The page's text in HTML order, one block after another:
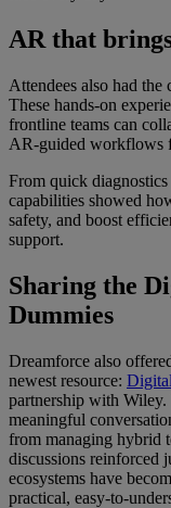
AR that
Attendees also had
These hands-on
frontline teams can
AR-guided workflows
From quick
capabilities showed
safety, and boost
support.
Sharing the
Dummies
Dreamforce also
newest resource:
partnership with Wiley.
meaningful
from managing hybrid
discussions reinforced
ecosystems have
practical, easy-to-